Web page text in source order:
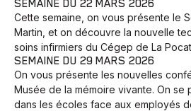
Animaux Avenir Bingo
Développement Histoires Pêche
Voyage Yoga
SEMAINE DU 22 MARS 2026
Cette semaine, on vous présente le
Martin, et on découvre la nouvelle
soins infirmiers du Cégep de La
SEMAINE DU 29 MARS 2026
On vous présente les nouvelles
Musée de la mémoire vivante. On se
dans les écoles face aux employés